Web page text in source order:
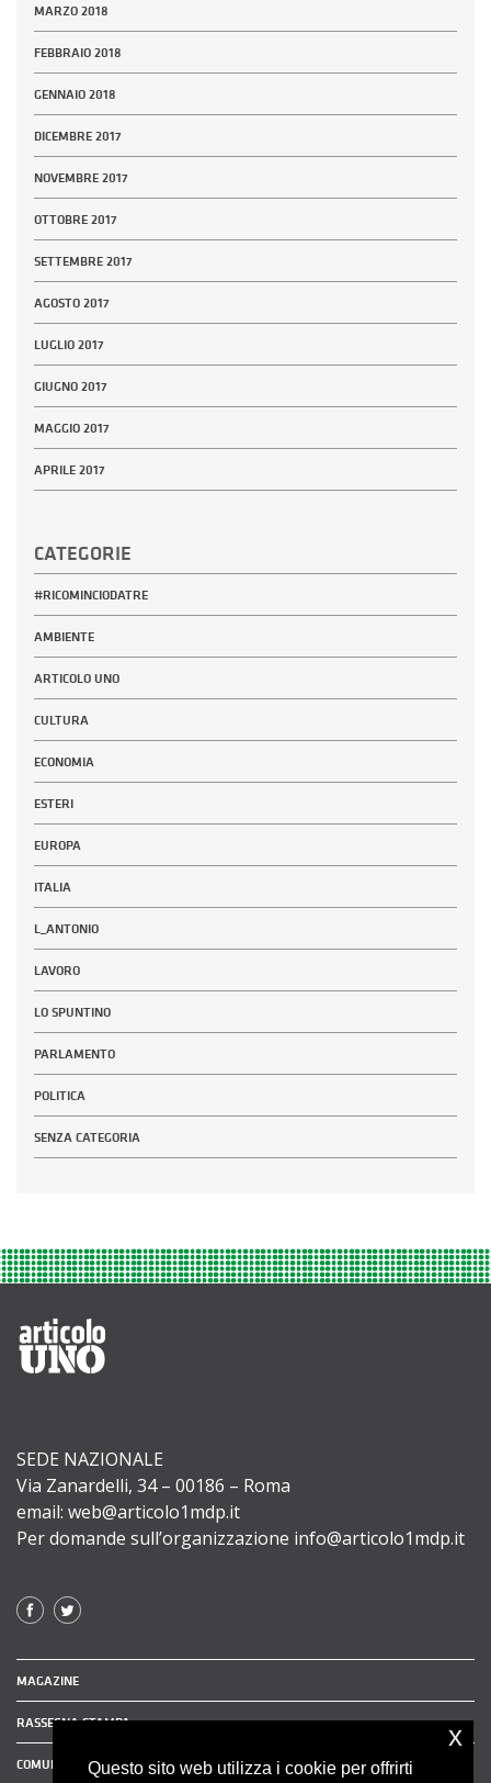
MARZO 2018
FEBBRAIO 2018
GENNAIO 2018
DICEMBRE 2017
NOVEMBRE 2017
OTTOBRE 2017
SETTEMBRE 2017
AGOSTO 2017
LUGLIO 2017
GIUGNO 2017
MAGGIO 2017
APRILE 2017
CATEGORIE
#RICOMINCIODATRE
AMBIENTE
ARTICOLO UNO
CULTURA
ECONOMIA
ESTERI
EUROPA
ITALIA
L_ANTONIO
LAVORO
LO SPUNTINO
PARLAMENTO
POLITICA
SENZA CATEGORIA
SEDE NAZIONALE
Via Zanardelli, 34 – 00186 – Roma
email: web@articolo1mdp.it
Per domande sull’organizzazione info@articolo1mdp.it
MAGAZINE
RASSEGNA STAMPA
COMUNICATI STAMPAQuesto sito web utilizza i cookie per offrirti
x